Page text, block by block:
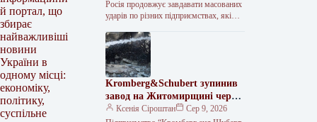
й портал, що
збирає
найважливіші
новини
України в
одному місці:
економіку,
політику,
суспільне
Росія продовжує завдавати масованих
ударів по різних підприємствах, які
ніж три останні доби було…
Kromberg&Schubert зупинив
завод на Житомирщині через
обстріл
Ксенія Сіроштан
Сер 9, 2026